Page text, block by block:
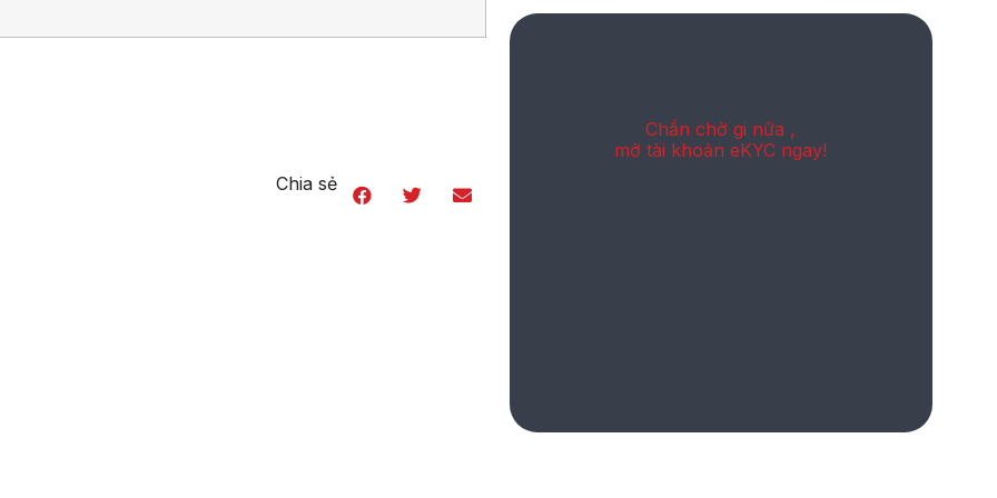
Chia sẻ
Chần chờ gi nữa ,
mở tài khoản eKYC ngay!